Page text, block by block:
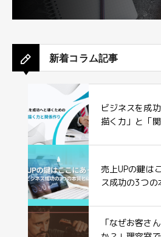
新着コラム記事
ビジネスを成
描く力」と「関
売上UPの鍵は
ス成功の3つの
「なぜお客さ